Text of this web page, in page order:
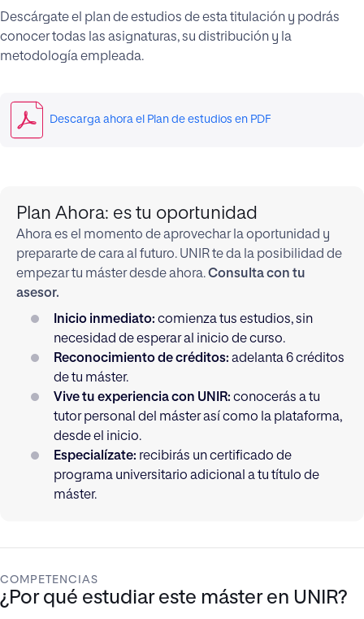
Descárgate el plan de estudios de esta titulación y podrás
conocer todas las asignaturas, su distribución y la
metodología empleada.
Descarga ahora el Plan de estudios en PDF
Plan Ahora: es tu oportunidad
Ahora es el momento de aprovechar la oportunidad y
prepararte de cara al futuro. UNIR te da la posibilidad de
empezar tu máster desde ahora.Consulta con tu
asesor.
Inicio inmediato: comienza tus estudios, sin
necesidad de esperar al inicio de curso.
Reconocimiento de créditos: adelanta 6 créditos
de tu máster.
Vive tu experiencia con UNIR: conocerás a tu
tutor personal del máster así como la plataforma,
desde el inicio.
Especialízate: recibirás un certificado de
programa universitario adicional a tu título de
máster.
COMPETENCIAS
¿Por qué estudiar este máster en UNIR?